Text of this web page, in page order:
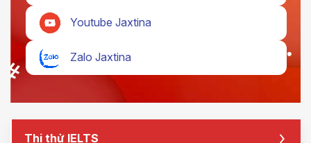
Youtube Jaxtina
Zalo Jaxtina
Thi thử IELTS